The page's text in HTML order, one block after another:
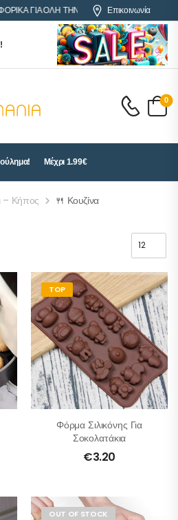
ΓΙΑ ΟΛΗ ΤΗΝ ΕΛΛΑΔΑ Επικοινωνία
0
Μέχρι 1.99€
– Κήπος 🍴 Κουζίνα
TOP
Φόρμα Σιλικόνης Για
Σοκολατάκια
€3.20
OUT OF STOCK